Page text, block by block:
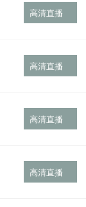
高清直播
高清直播
高清直播
高清直播